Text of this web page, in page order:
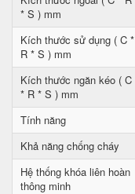
* S ) mm
Kích thước sử dụng ( C *
R * S ) mm
Kích thước ngăn kéo ( C
* R * S ) mm
Tính năng
Khả năng chống cháy
Hệ thống khóa liên hoàn
thông minh